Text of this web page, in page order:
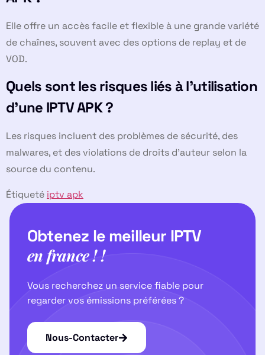
Elle offre un accès facile et flexible à une grande variété
de chaînes, souvent avec des options de replay et de
VOD.
Quels sont les risques liés à l’utilisation
d’une IPTV APK ?
Les risques incluent des problèmes de sécurité, des
malwares, et des violations de droits d’auteur selon la
source du contenu.
Étiqueté iptv apk
Obtenez le meilleur IPTV
en france ! !
Vous recherchez un service fiable pour
regarder vos émissions préférées ?
Nous-Contacter